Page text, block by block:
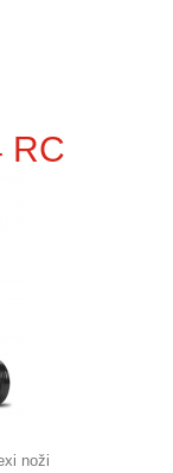
RC
noži